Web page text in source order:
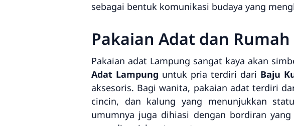
sebagai bentuk komunikasi budaya yang
Pakaian Adat dan
Pakaian adat Lampung sangat kaya akan
Adat Lampung untuk pria terdiri dari Baju
aksesoris. Bagi wanita, pakaian adat terdiri
cincin, dan kalung yang menunjukkan
umumnya juga dihiasi dengan bordiran